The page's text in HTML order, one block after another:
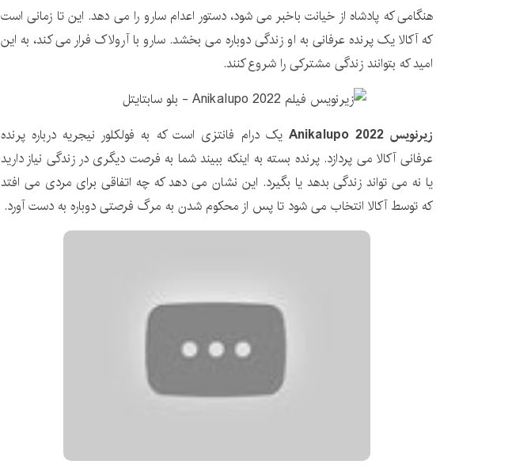
هنگامی که پادشاه از خیانت باخبر می شود، دستور اعدام سارو را می دهد. این تا زمانی است
که آکالا یک پرنده عرفانی به او زندگی دوباره می بخشد. سارو با آرولاک فرار می کند، به این
امید که بتوانند زندگی مشترکی را شروع کنند.
زیرنویس Anikalupo 2022
یک درام فانتزی است که به فولکلور نیجریه درباره پرنده
عرفانی آکالا می پردازد. پرنده بسته به اینکه ببیند شما به فرصت دیگری در زندگی نیاز دارید
یا نه می تواند زندگی بدهد یا بگیرد. این نشان می دهد که چه اتفاقی برای مردی می افتد
که توسط آکالا انتخاب می شود تا پس از محکوم شدن به مرگ فرصتی دوباره به دست آورد.